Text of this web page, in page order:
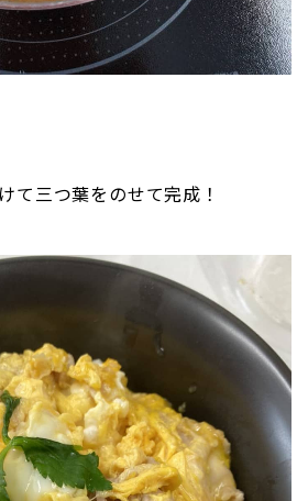
て三つ葉をのせて完成！